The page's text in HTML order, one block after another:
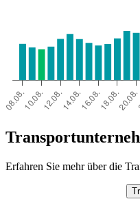
Erfahren Sie mehr über die